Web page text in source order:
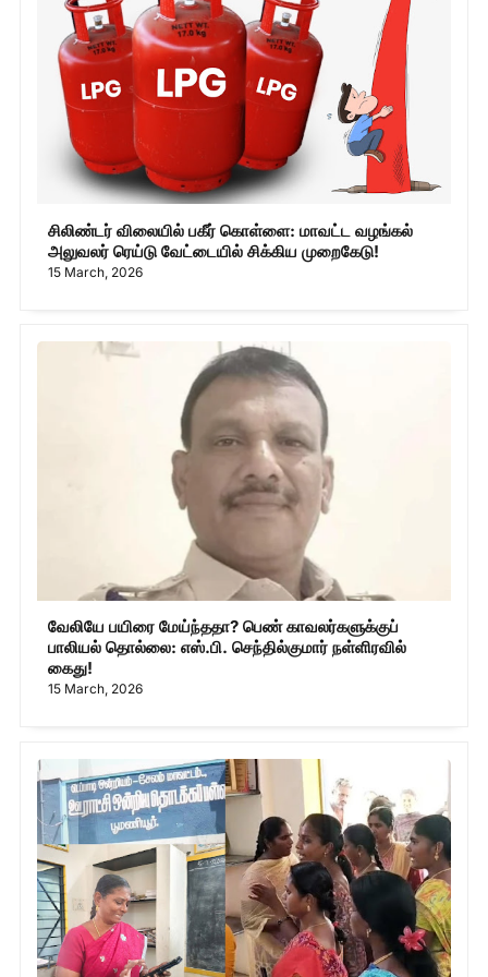
சிலிண்டர் விலையில் பகீர் கொள்ளை: மாவட்ட வழங்கல்
அலுவலர் ரெய்டு வேட்டையில் சிக்கிய முறைகேடு!
15 March, 2026
வேலியே பயிரை மேய்ந்ததா? பெண் காவலர்களுக்குப்
பாலியல் தொல்லை: எஸ்.பி. செந்தில்குமார் நள்ளிரவில்
கைது!
15 March, 2026